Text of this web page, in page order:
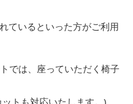
ているといった方がご利用
では、座っていただく椅子
トも対応いたします。)